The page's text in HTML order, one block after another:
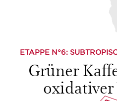
ETAPPE N°6:
Grüner